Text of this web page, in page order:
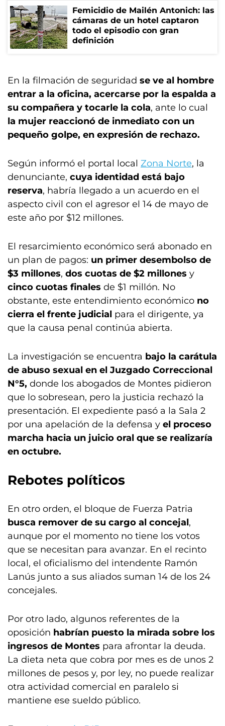
Femicidio de Mailén Antonich: las
cámaras de un hotel captaron
todo el episodio con gran
definición
En la filmación de seguridad se ve al hombre
entrar a la oficina, acercarse por la espalda a
su compañera y tocarle la cola, ante lo cual
la mujer reaccionó de inmediato con un
pequeño golpe, en expresión de rechazo.
Según informó el portal local Zona Norte, la
denunciante, cuya identidad está bajo
reserva, habría llegado a un acuerdo en el
aspecto civil con el agresor el 14 de mayo de
este año por $12 millones.
El resarcimiento económico será abonado en
un plan de pagos: un primer desembolso de
$3 millones, dos cuotas de $2 millones y
cinco cuotas finales de $1 millón. No
obstante, este entendimiento económico no
cierra el frente judicial para el dirigente, ya
que la causa penal continúa abierta.
La investigación se encuentra bajo la carátula
de abuso sexual en el Juzgado Correccional
N°5, donde los abogados de Montes pidieron
que lo sobresean, pero la justicia rechazó la
presentación. El expediente pasó a la Sala 2
por una apelación de la defensa y el proceso
marcha hacia un juicio oral que se realizaría
en octubre.
Rebotes políticos
En otro orden, el bloque de Fuerza Patria
busca remover de su cargo al concejal,
aunque por el momento no tiene los votos
que se necesitan para avanzar. En el recinto
local, el oficialismo del intendente Ramón
Lanús junto a sus aliados suman 14 de los 24
concejales.
Por otro lado, algunos referentes de la
oposición habrían puesto la mirada sobre los
ingresos de Montes para afrontar la deuda.
La dieta neta que cobra por mes es de unos 2
millones de pesos y, por ley, no puede realizar
otra actividad comercial en paralelo si
mantiene ese sueldo público.